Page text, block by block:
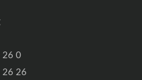
26 0
26 26